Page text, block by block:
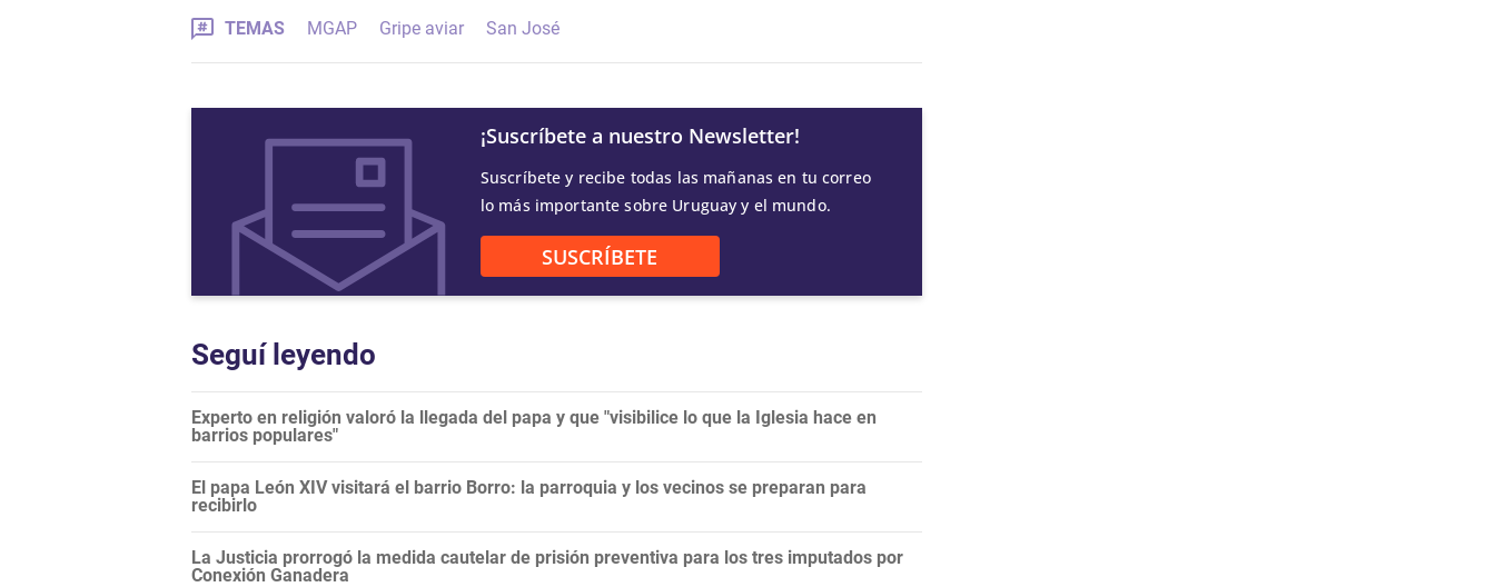
TEMAS MGAP Gripe aviar San José
¡Suscríbete a nuestro Newsletter!
Suscríbete y recibe todas las mañanas en tu correo
lo más importante sobre Uruguay y el mundo.
SUSCRÍBETE
Seguí leyendo
Experto en religión valoró la llegada del papa y que "visibilice lo que la Iglesia hace en
barrios populares"
El papa León XIV visitará el barrio Borro: la parroquia y los vecinos se preparan para
recibirlo
La Justicia prorrogó la medida cautelar de prisión preventiva para los tres imputados por
Conexión Ganadera